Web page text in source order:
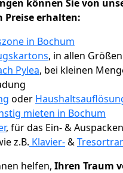
können Sie von
Preise erhalten:
in Bochum
, in allen
Pylea, bei kleinen
oder
mieten in Bochum
, für das Ein- & Auspacken
z.B. Klavier-&
helfen, Ihren Traum